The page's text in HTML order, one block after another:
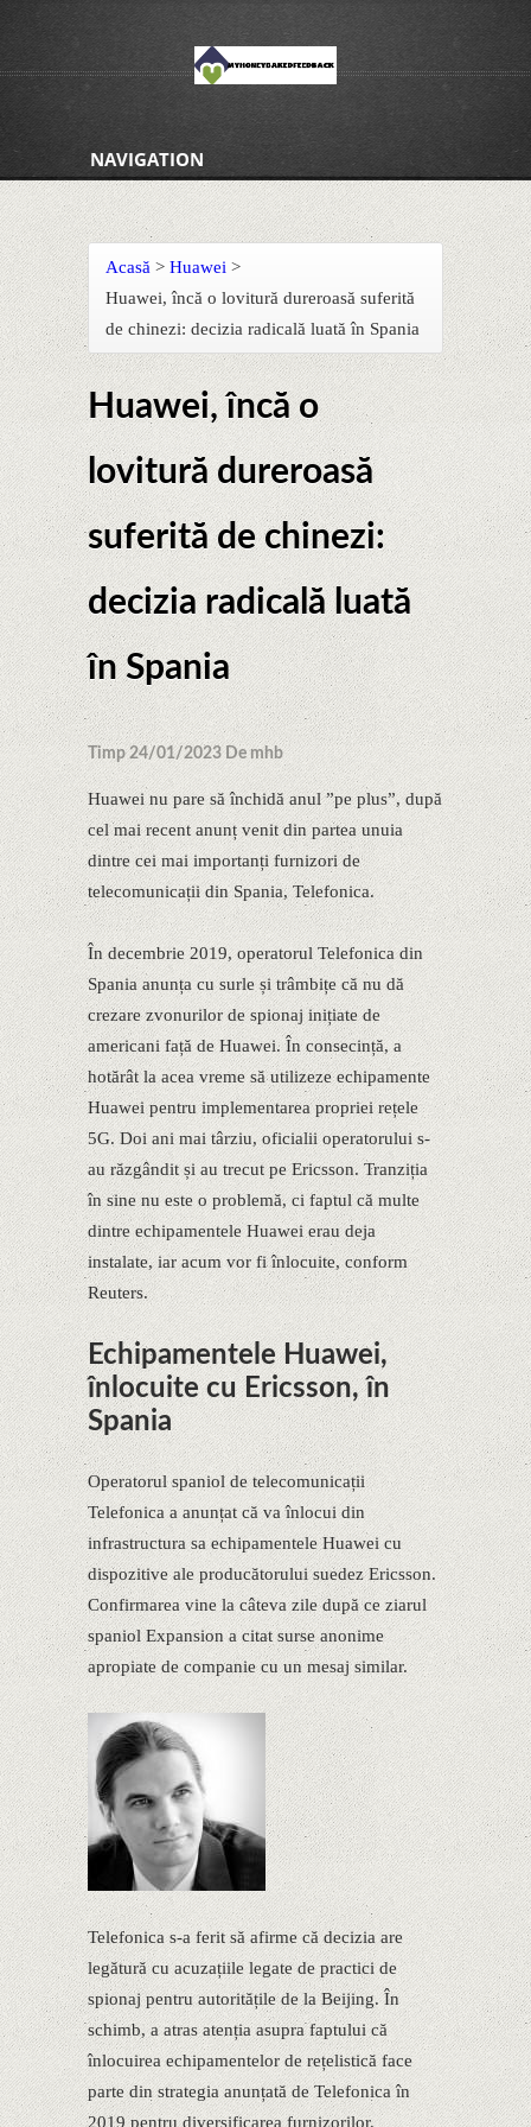
NAVIGATION
Acasă > Huawei >
Huawei, încă o lovitură dureroasă suferită
de chinezi: decizia radicală luată în Spania
Huawei, încă o
lovitură dureroasă
suferită de chinezi:
decizia radicală luată
în Spania
Timp 24/01/2023 De mhb
Huawei nu pare să închidă anul ”pe plus”, după
cel mai recent anunț venit din partea unuia
dintre cei mai importanți furnizori de
telecomunicații din Spania, Telefonica.
În decembrie 2019, operatorul Telefonica din
Spania anunța cu surle și trâmbițe că nu dă
crezare zvonurilor de spionaj inițiate de
americani față de Huawei. În consecință, a
hotărât la acea vreme să utilizeze echipamente
Huawei pentru implementarea propriei rețele
5G. Doi ani mai târziu, oficialii operatorului s-
au răzgândit și au trecut pe Ericsson. Tranziția
în sine nu este o problemă, ci faptul că multe
dintre echipamentele Huawei erau deja
instalate, iar acum vor fi înlocuite, conform
Reuters.
Echipamentele Huawei,
înlocuite cu Ericsson, în
Spania
Operatorul spaniol de telecomunicații
Telefonica a anunțat că va înlocui din
infrastructura sa echipamentele Huawei cu
dispozitive ale producătorului suedez Ericsson.
Confirmarea vine la câteva zile după ce ziarul
spaniol Expansion a citat surse anonime
apropiate de companie cu un mesaj similar.
Telefonica s-a ferit să afirme că decizia are
legătură cu acuzațiile legate de practici de
spionaj pentru autoritățile de la Beijing. În
schimb, a atras atenția asupra faptului că
înlocuirea echipamentelor de rețelistică face
parte din strategia anunțată de Telefonica în
2019 pentru diversificarea furnizorilor.